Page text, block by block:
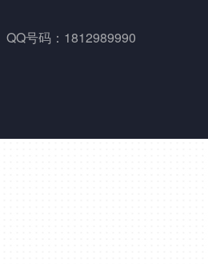
QQ号码：1812989990